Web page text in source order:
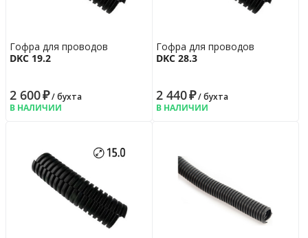
Гофра для проводов
DKC 19.2
2 600₽/ бухта
В НАЛИЧИИ
Гофра для проводов
DKC 28.3
2 440₽/ бухта
В НАЛИЧИИ